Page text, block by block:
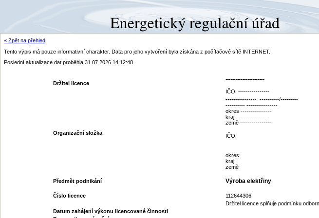
« Zpět na přehled
Tento výpis má pouze informativní charakter. Data pro jeho vytvoření byla získána z počítačové sítě INTERNET.
Poslední aktualizace dat proběhla 31.07.2026 14:12:48
Držitel licence
----------------
IČO: ----------------
---------------- ----------/---------
---------- ----------------
okres ----------------
kraj ----------------
země ----------------
Organizační složka
IČO:
okres
kraj
země
Předmět podnikání Výroba elektřiny
Číslo licence
112644306
Držitel licence splňuje podmínku
Datum zahájení výkonu licencované činnosti